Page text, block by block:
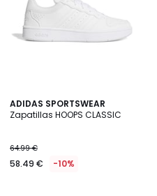
ADIDAS SPORTSWEAR
Zapatillas HOOPS CLASSIC
64.99 €
58.49 € -10%
4,7
/ 5
2
Colores